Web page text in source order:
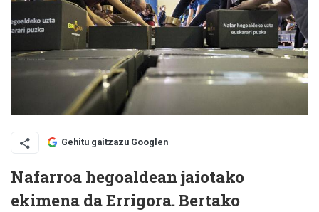
Gehitu gaitzazu Googlen
Nafarroa hegoaldean jaiotako
ekimena da Errigora. Bertako